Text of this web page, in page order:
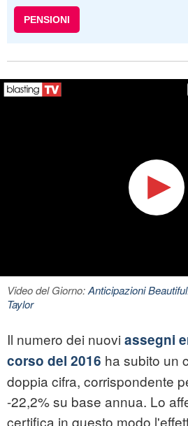
PENSIONI
Video del Giorno:Anticipazioni
Taylor
Il numero dei nuovi assegni
corso del 2016 ha subito un
doppia cifra, corrispondente
-22,2% su base annua. Lo
certifica in questo modo